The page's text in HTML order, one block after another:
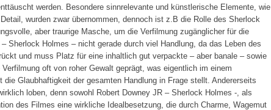
werden. Besondere sinnrelevante und künstlerische Elemente, wie
wurden zwar übernommen, dennoch ist z.B die Rolle des Sherlock
aber traurige Masche, um die Verfilmung zugänglicher für die
Sherlock Holmes – nicht gerade durch viel Handlung, da das Leben des
und muss Platz für eine inhaltlich gut verpackte – aber banale – sowie
oft von roher Gewalt geprägt, was eigentlich im einem
Glaubhaftigkeit der gesamten Handlung in Frage stellt. Andererseits
loben, denn sowohl Robert Downey JR – Sherlock Holmes -, als
des Filmes eine wirkliche Idealbesetzung, die durch Charme, Wagemut